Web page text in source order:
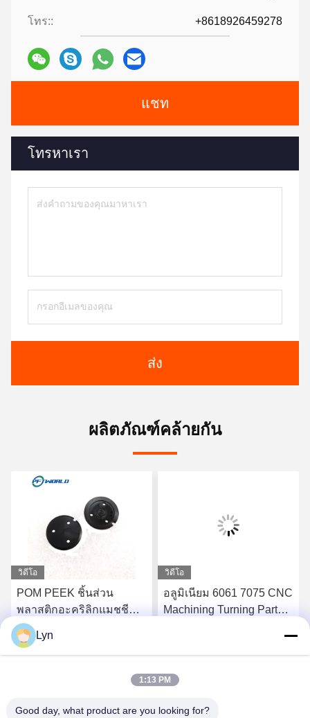
โทร:: +8618926459278
แชท
โทรหาเรา
ส่ง
ผลิตภัณฑ์คล้ายกัน
วิดีโอ
POM PEEK ชิ้นส่วน
พลาสติกอะคริลิกแมชชีน
นิ่ง 100 มม. เพื่อความ
ปลอดภัยของเฟอร์นิเจอร์
รับราคาที่ดีที่สุด
วิดีโอ
อลูมิเนียม 6061 7075 CNC
Machining Turning Parts
รับราคาที่ดีที่สุด
Lyn
1:13 PM
Good day, what product are you looking for?